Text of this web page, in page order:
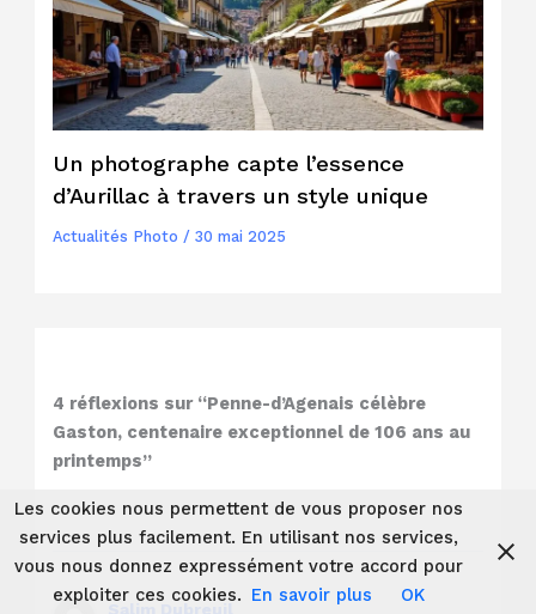
Un photographe capte l’essence
d’Aurillac à travers un style unique
Actualités Photo / 30 mai 2025
4 réflexions sur “Penne-d’Agenais célèbre
Gaston, centenaire exceptionnel de 106 ans au
printemps”
Les cookies nous permettent de vous proposer nos
services plus facilement. En utilisant nos services,
vous nous donnez expressément votre accord pour
exploiter ces cookies. En savoir plus OK